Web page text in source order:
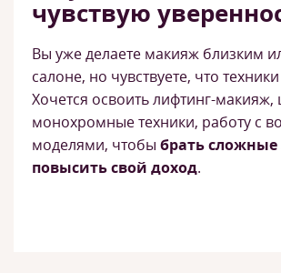
чувствую
Вы уже делаете макияж близким
салоне, но чувствуете, что
Хочется освоить лифтинг-макияж,
монохромные техники, работу с
моделями, чтобы брать
повысить свой доход.